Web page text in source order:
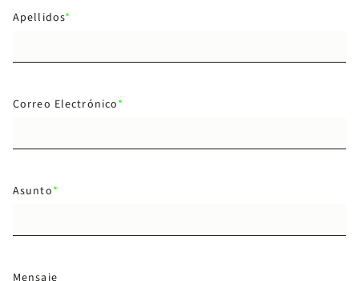
Apellidos
Correo Electrónico
Asunto
Mensaje